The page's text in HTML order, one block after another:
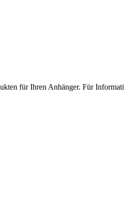
für Ihren Anhänger. Für